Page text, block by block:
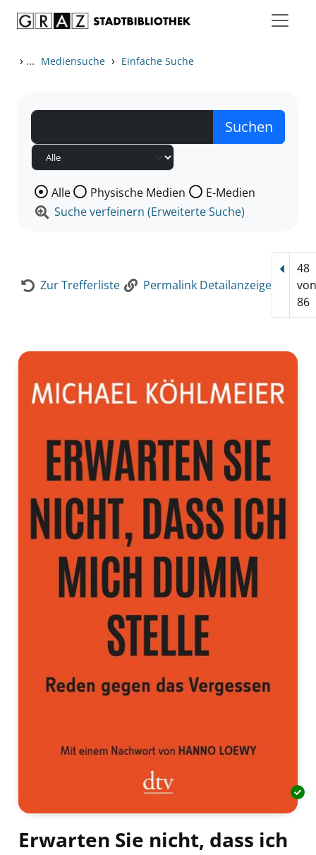
› ... Mediensuche › Einfache Suche
Wählen Sie die Medienart nach der Sie suchen wollen.
Alle Physische Medien
E-Medien
Suche verfeinern (Erweiterte Suche)
Zur Trefferliste Permalink Detailanzeige
48
von
86
Erwarten Sie nicht, dass ich